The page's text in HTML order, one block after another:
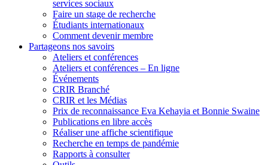
services sociaux
Faire un stage de recherche
Étudiants internationaux
Comment devenir membre
Partageons nos savoirs
Ateliers et conférences
Ateliers et conférences – En ligne
Événements
CRIR Branché
CRIR et les Médias
Prix de reconnaissance Eva Kehayia et Bonnie Swaine
Publications en libre accès
Réaliser une affiche scientifique
Recherche en temps de pandémie
Rapports à consulter